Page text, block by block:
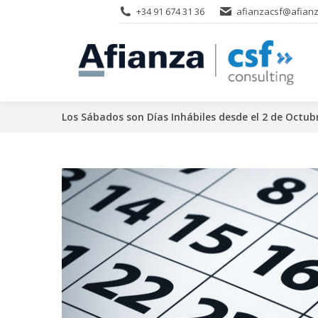
+34 91 674 31 36
Los Sábados son Días Inhábiles desde el 2 de